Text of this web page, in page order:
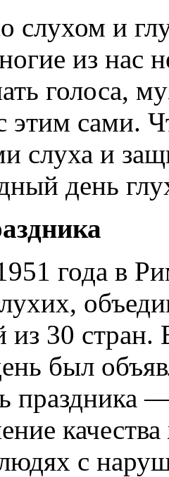
слухом и
из нас
голоса,
этим сами.
слуха и
день
года в
из 30
был
праздника
с